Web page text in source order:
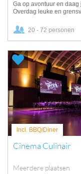
Ga op avontuur en
Overdag leuke en
20 - 72 personen
Incl. BBQ/Diner
Cinema Culinair
Meerdere plaatsen